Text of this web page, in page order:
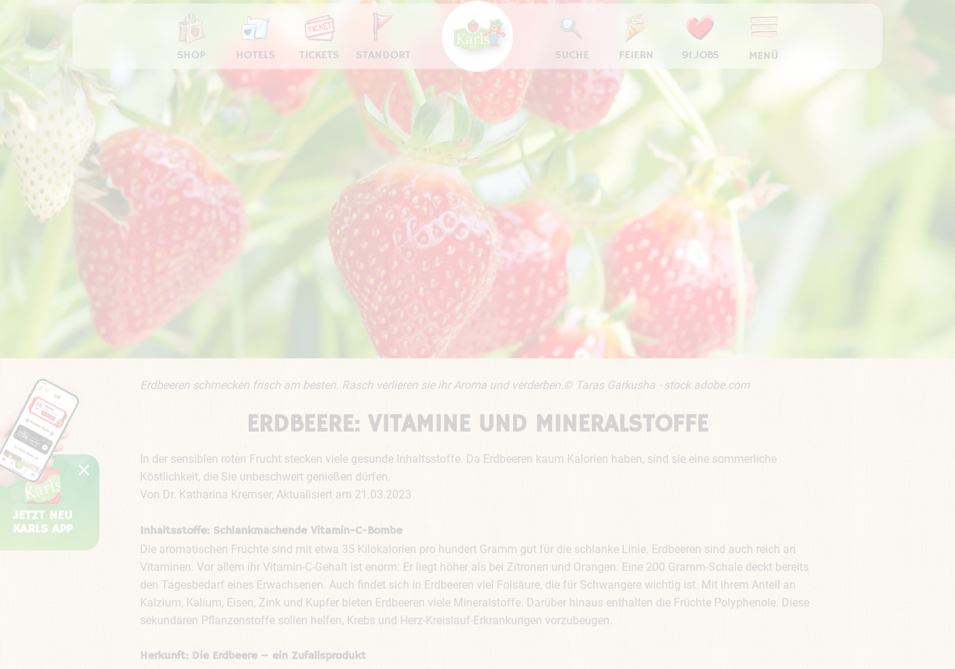
SHOP HOTELS TICKETS STANDORT SUCHE FEIERN 91 JOBS MENÜ
Erdbeeren schmecken frisch am besten. Rasch verlieren sie ihr Aroma und verderben.© Taras Garkusha - stock.adobe.com
ERDBEERE: VITAMINE UND MINERALSTOFFE
In der sensiblen roten Frucht stecken viele gesunde Inhaltsstoffe. Da Erdbeeren kaum Kalorien haben, sind sie eine sommerliche
Köstlichkeit, die Sie unbeschwert genießen dürfen.
Von Dr. Katharina Kremser, Aktualisiert am 21.03.2023
Inhaltsstoffe: Schlankmachende Vitamin-C-Bombe
Die aromatischen Früchte sind mit etwa 35 Kilokalorien pro hundert Gramm gut für die schlanke Linie. Erdbeeren sind auch reich an
Vitaminen. Vor allem ihr Vitamin-C-Gehalt ist enorm: Er liegt höher als bei Zitronen und Orangen. Eine 200 Gramm-Schale deckt bereits
den Tagesbedarf eines Erwachsenen. Auch findet sich in Erdbeeren viel Folsäure, die für Schwangere wichtig ist. Mit ihrem Anteil an
Kalzium, Kalium, Eisen, Zink und Kupfer bieten Erdbeeren viele Mineralstoffe. Darüber hinaus enthalten die Früchte Polyphenole. Diese
sekundären Pflanzenstoffe sollen helfen, Krebs und Herz-Kreislauf-Erkrankungen vorzubeugen.
Herkunft: Die Erdbeere – ein Zufallsprodukt
JETZT NEU
KARLS APP